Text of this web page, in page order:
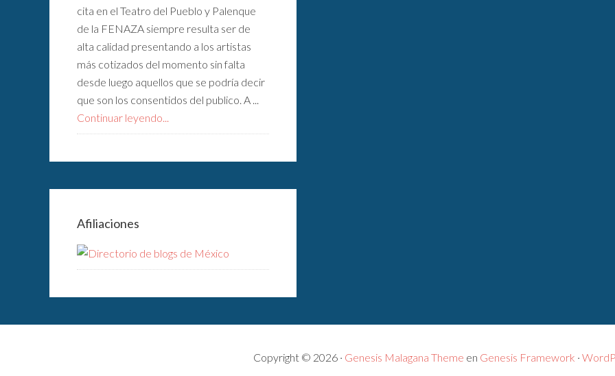
cita en el Teatro del Pueblo y Palenque
de la FENAZA siempre resulta ser de
alta calidad presentando a los artistas
más cotizados del momento sin falta
desde luego aquellos que se podría decir
que son los consentidos del publico. A ...
Continuar leyendo...
Afiliaciones
Copyright © 2026 · Genesis Malagana Theme en Genesis Framework ·